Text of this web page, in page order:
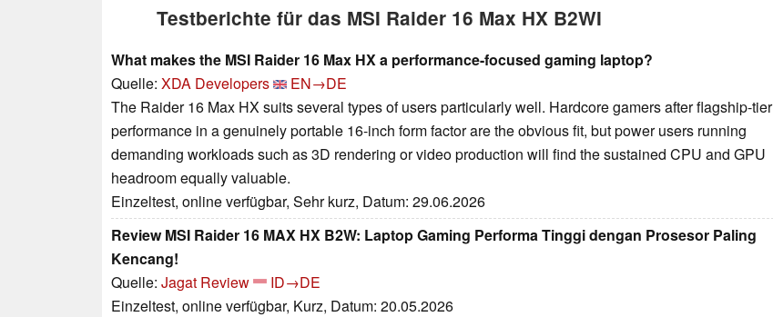
Testberichte für das MSI Raider 16 Max HX B2WI
What makes the MSI Raider 16 Max HX a performance-focused gaming laptop?
Quelle: XDA Developers
EN→DE
The Raider 16 Max HX suits several types of users particularly well. Hardcore gamers after flagship-tier
performance in a genuinely portable 16-inch form factor are the obvious fit, but power users running
demanding workloads such as 3D rendering or video production will find the sustained CPU and GPU
headroom equally valuable.
Einzeltest, online verfügbar, Sehr kurz, Datum: 29.06.2026
Review MSI Raider 16 MAX HX B2W: Laptop Gaming Performa Tinggi dengan Prosesor Paling
Kencang!
Quelle: Jagat Review
ID→DE
Einzeltest, online verfügbar, Kurz, Datum: 20.05.2026